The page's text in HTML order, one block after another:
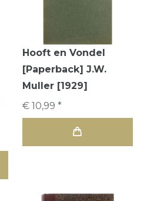
Hooft en Vondel
[Paperback] J.W.
Muller [1929]
€ 10,99 *